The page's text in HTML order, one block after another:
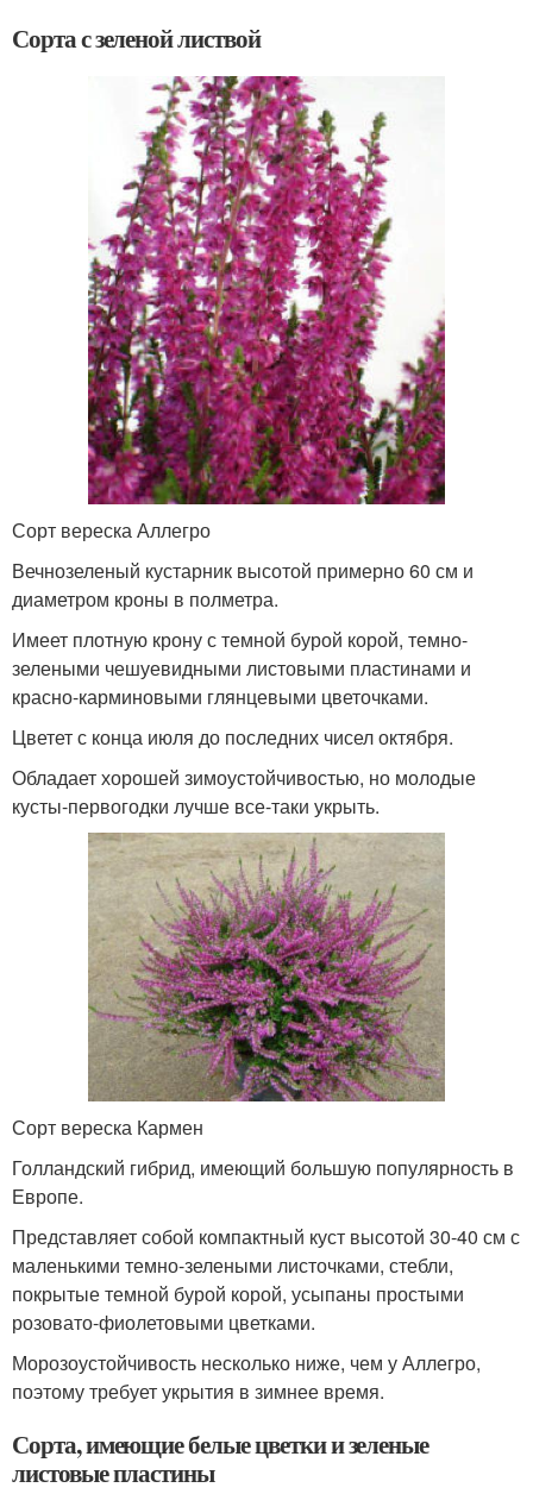
Сорта с зеленой листвой
Сорт вереска Аллегро
Вечнозеленый кустарник высотой примерно 60 см и
диаметром кроны в полметра.
Имеет плотную крону с темной бурой корой, темно-
зелеными чешуевидными листовыми пластинами и
красно-карминовыми глянцевыми цветочками.
Цветет с конца июля до последних чисел октября.
Обладает хорошей зимоустойчивостью, но молодые
кусты-первогодки лучше все-таки укрыть.
Сорт вереска Кармен
Голландский гибрид, имеющий большую популярность в
Европе.
Представляет собой компактный куст высотой 30-40 см с
маленькими темно-зелеными листочками, стебли,
покрытые темной бурой корой, усыпаны простыми
розовато-фиолетовыми цветками.
Морозоустойчивость несколько ниже, чем у Аллегро,
поэтому требует укрытия в зимнее время.
Сорта, имеющие белые цветки и зеленые
листовые пластины